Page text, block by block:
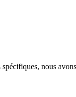
nous